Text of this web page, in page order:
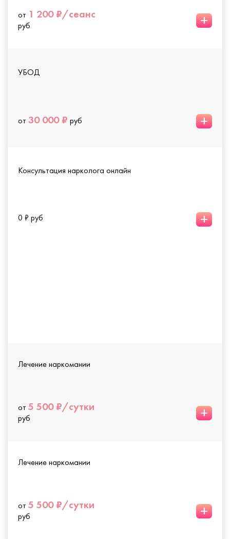
от 1 200 ₽/сеанс
руб +
УБОД
от 30 000 ₽ руб +
Консультация нарколога онлайн
0 ₽ руб +
Лечение наркомании
от 5 500 ₽/сутки
руб +
Лечение наркомании
от 5 500 ₽/сутки
руб +